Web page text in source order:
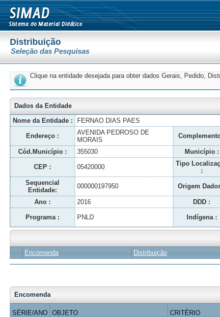
Distribuição
Seleção das Pesquisas
Clique na entidade desejada para obter dados Gerais, Pedido,
Dados da Entidade
Nome da Entidade :
FERNAO DIAS PAES
Endereço :
AVENIDA PEDROSO DE
MORAIS
Cód.Município : 355030 Município :
CEP : 05420000
Tipo
:
Sequencial
Entidade:
000000197950 Origem
Ano : 2016 DDD :
Programa : PNLD Indígena :
Encomenda Distribuição
Encomenda
SÉRIE/ANO OBJETO CRITÉRIO